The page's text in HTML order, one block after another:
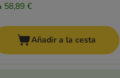
58,89 €
Añadir a la cesta